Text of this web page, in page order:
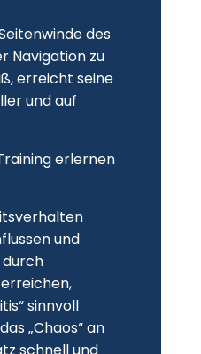
des
Navigation zu
erreicht seine
und auf
erlernen
und
sinnvoll
„Chaos“ an
schnell und